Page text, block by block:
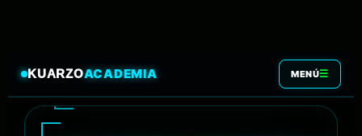
KUARZOACADEMIA MENÚ☰